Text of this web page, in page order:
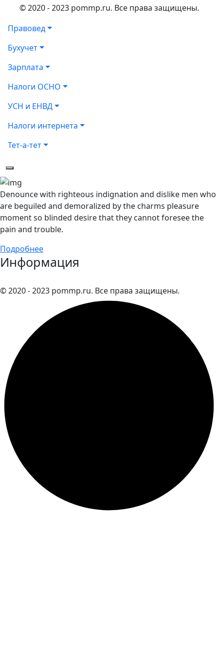
© 2020 - 2023 pommp.ru. Все права защищены.
Правовед
Бухучет
Зарплата
Налоги ОСНО
УСН и ЕНВД
Налоги интернета
Тет-а-тет
Denounce with righteous indignation and dislike men who
are beguiled and demoralized by the charms pleasure
moment so blinded desire that they cannot foresee the
pain and trouble.
Подробнее
Информация
© 2020 - 2023 pommp.ru. Все права защищены.